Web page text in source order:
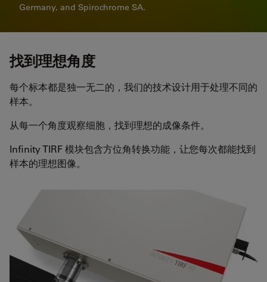
Germany, and Spirochrome SA.
找到理想角度
每个标本都是独一无二的，我们的技术设计用于处理不同的
样本。
从每一个角度观察细胞，找到理想的成像条件。
Infinity TIRF 模块包含方位角转换功能，让您每次都能找到
样本的理想图像。